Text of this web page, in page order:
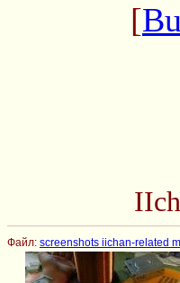
[
Файл: screenshots iichan-related